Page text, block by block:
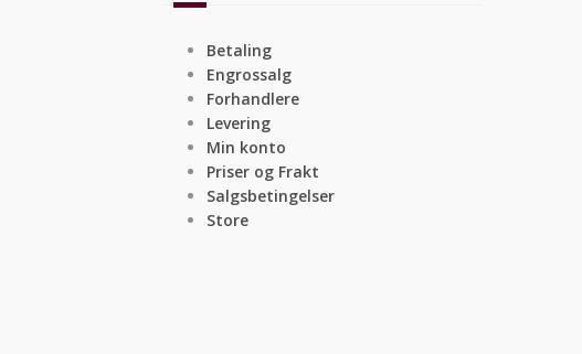
Betaling
Engrossalg
Forhandlere
Levering
Min konto
Priser og Frakt
Salgsbetingelser
Store